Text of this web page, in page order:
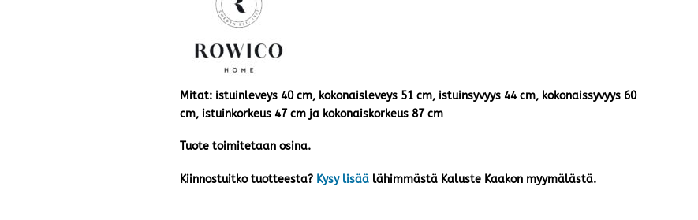
Mitat: istuinleveys 40 cm, kokonaisleveys 51 cm, istuinsyvyys 44 cm, kokonaissyvyys 60
cm, istuinkorkeus 47 cm ja kokonaiskorkeus 87 cm
Tuote toimitetaan osina.
Kiinnostuitko tuotteesta? Kysy lisää lähimmästä Kaluste Kaakon myymälästä.